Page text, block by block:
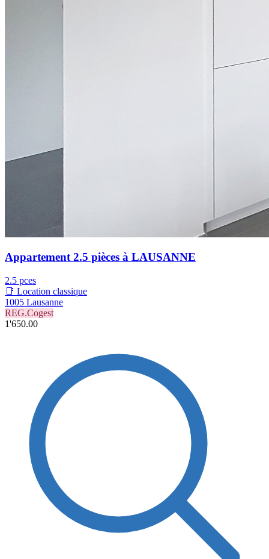
Appartement 2.5 pièces à LAUSANNE
2.5 pces
📑 Location classique
1005 Lausanne
REG.Cogest
1'650.00